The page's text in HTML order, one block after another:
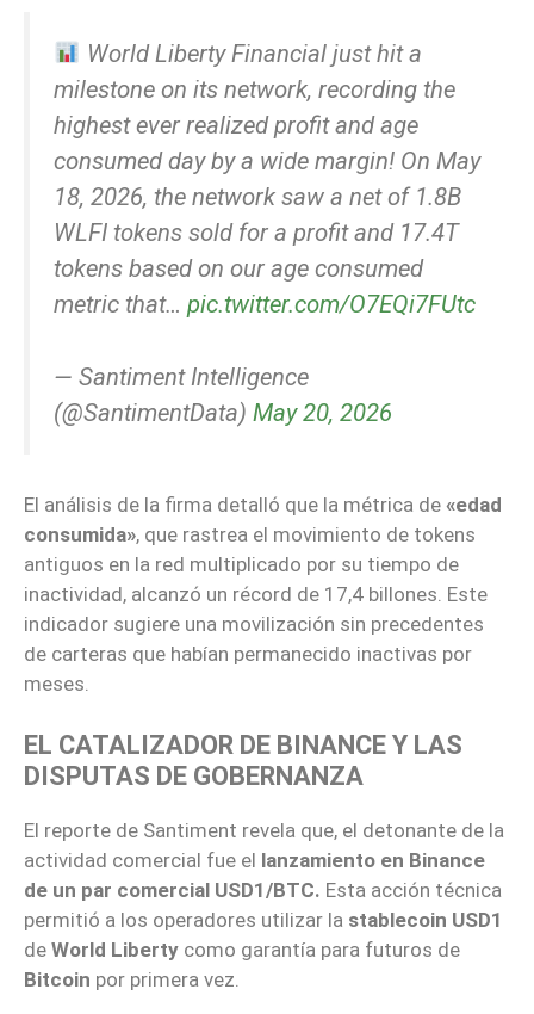
World Liberty Financial just hit a
milestone on its network, recording the
highest ever realized profit and age
consumed day by a wide margin! On May
18, 2026, the network saw a net of 1.8B
WLFI tokens sold for a profit and 17.4T
tokens based on our age consumed
metric that… pic.twitter.com/O7EQi7FUtc
— Santiment Intelligence
(@SantimentData) May 20, 2026
El análisis de la firma detalló que la métrica de «edad
consumida», que rastrea el movimiento de tokens
antiguos en la red multiplicado por su tiempo de
inactividad, alcanzó un récord de 17,4 billones. Este
indicador sugiere una movilización sin precedentes
de carteras que habían permanecido inactivas por
meses.
EL CATALIZADOR DE BINANCE Y LAS
DISPUTAS DE GOBERNANZA
El reporte de Santiment revela que, el detonante de la
actividad comercial fue el lanzamiento en Binance
de un par comercial USD1/BTC. Esta acción técnica
permitió a los operadores utilizar la stablecoin USD1
de World Liberty como garantía para futuros de
Bitcoin por primera vez.